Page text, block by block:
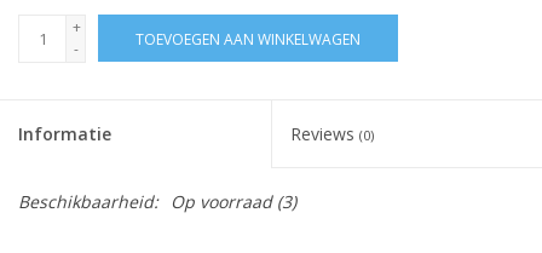
+
-
TOEVOEGEN AAN WINKELWAGEN
Informatie Reviews (0)
Beschikbaarheid: Op voorraad(3)